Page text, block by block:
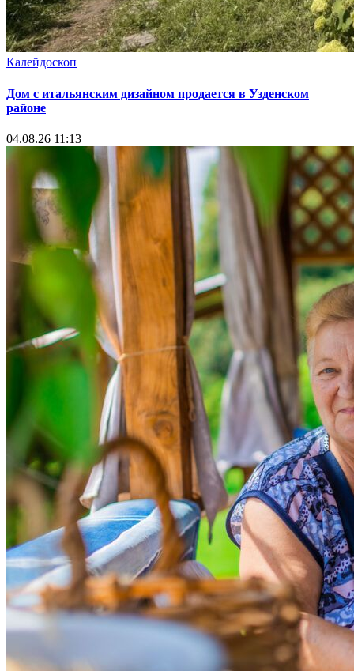
Калейдоскоп
Дом с итальянским дизайном продается в Узденском
районе
04.08.26 11:13